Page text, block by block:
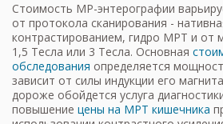
Стоимость МР-энтерографии
от протокола сканирования -
контрастированием, гидро МРТ и от
1,5 Тесла или 3 Тесла. Основная
обследования определяется
зависит от силы индукции его
дороже обойдется услуга
повышение цены на МРТ кишечника